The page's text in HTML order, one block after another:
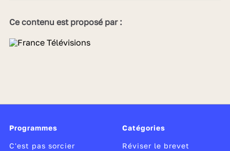
Ce contenu est proposé par :
Programmes
C'est pas sorcier
Catégories
Réviser le brevet